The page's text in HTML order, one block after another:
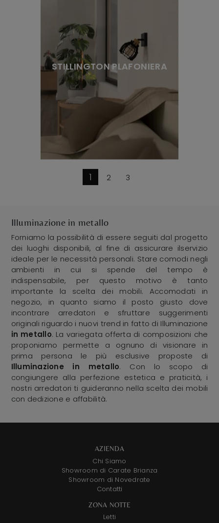
STILLINGTON PLAFONIERA
1 2 3
Illuminazione in metallo
Forniamo la possibilità di essere seguiti dal progetto
dei luoghi disponibili, al fine di assicurare ilservizio
ideale per le necessità personali. Stare comodi negli
ambienti in cui si spende del tempo è
indispensabile, per questo motivo è tanto
importante la scelta dei mobili. Accomodati in
negozio, in quanto siamo il posto giusto dove
incontrare arredatori e sfruttare suggerimenti
originali riguardo i nuovi trend in fatto di Illuminazione
in metallo. La variegata offerta di composizioni che
proponiamo permette a ognuno di visionare in
prima persona le più esclusive proposte di
Illuminazione
in metallo. Con lo scopo di
congiungere alla perfezione estetica e praticità, i
nostri arredatori ti guideranno nella scelta dei mobili
con dedizione e affabilità.
ZONA NOTTE
Letti
AZIENDA
Chi Siamo
Showroom di Carate Brianza
Showroom di Novedrate
Contatti